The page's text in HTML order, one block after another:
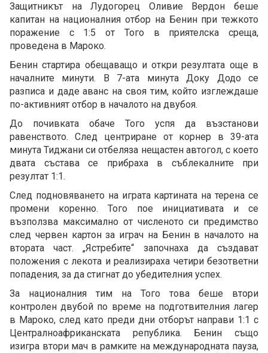
Защитникът на Лудогорец Оливие Вердон беше
капитан на националния отбор на Бенин при тежкото
поражение с 1:5 от Того в приятелска среща,
проведена в Мароко.
Бенин стартира обещаващо и откри резултата още в
началните минути. В 7-ата минута Доку Додо се
разписа и даде аванс на своя тим, който изглеждаше
по-активният отбор в началото на двубоя.
До почивката обаче Того успя да възстанови
равенството. След центриране от корнер в 39-ата
минута Тиджани си отбеляза нещастен автогол, с което
двата състава се прибраха в съблекалните при
резултат 1:1.
След подновяването на играта картината на терена се
промени коренно. Того пое инициативата и се
възползва максимално от численото си предимство
след червен картон за играч на Бенин в началото на
втората част. „Ястребите“ започнаха да създават
положения с лекота и реализираха четири безответни
попадения, за да стигнат до убедителния успех.
За националния тим на Того това беше втори
контролен двубой по време на подготвителния лагер
в Мароко, след като преди дни отборът направи 1:1 с
Централноафриканската република. Бенин също
изигра втори мач в рамките на международната пауза,